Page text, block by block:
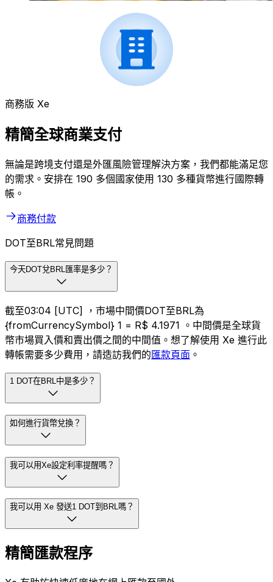
商務版 Xe
精簡全球商業支付
無論是跨境支付還是外匯風險管理解決方案，我們都能滿足您
的需求。安排在 190 多個國家使用 130 多種貨幣進行國際轉
帳。
商務付款
DOT至BRL常見問題
今天DOT兌BRL匯率是多少？
截至03:04 [UTC] ，市場中間價DOT至BRL為
{fromCurrencySymbol} 1 = R$ 4.1971 。中間價是全球貨
幣市場買入價和賣出價之間的中間值。想了解使用 Xe 進行此
轉帳需要多少費用，請造訪我們的匯款頁面 。
1 DOT在BRL中是多少？
如何進行貨幣兌換？
我可以用Xe設定利率提醒嗎？
我可以用 Xe 發送1 DOT到BRL嗎？
精簡匯款程序